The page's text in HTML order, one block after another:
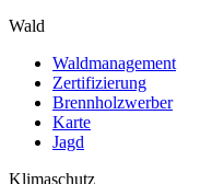
Wald
Waldmanagement
Zertifizierung
Brennholzwerber
Karte
Jagd
Klimaschutz